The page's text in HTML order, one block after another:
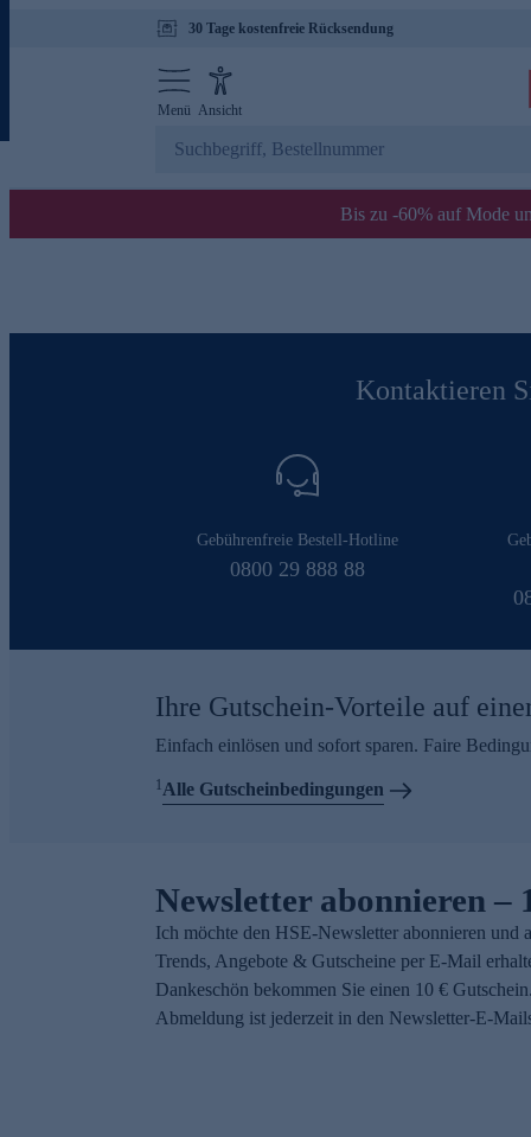
30 Tage kostenfreie Rücksendung
Menü Ansicht
Bis zu -60% auf Mode
Kontaktieren
Gebührenfreie Bestell-Hotline
0800 29 888 88
Ihre Gutschein-Vorteile auf
Einfach einlösen und sofort sparen. Faire
1Alle Gutscheinbedingungen
Newsletter abonnieren –
Ich möchte den HSE-Newsletter abonnieren und
Trends, Angebote & Gutscheine per E-Mail
Dankeschön bekommen Sie einen 10 €
Abmeldung ist jederzeit in den Newsletter-E-